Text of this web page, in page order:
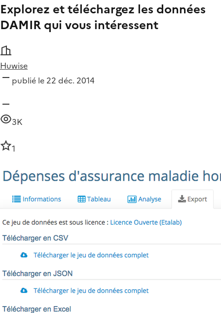
Explorez et téléchargez les données
DAMIR qui vous intéressent
Huwise
publié le 22 déc. 2014
3K
1